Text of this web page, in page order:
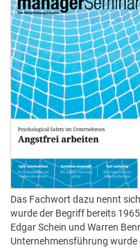
Das Fachwort dazu nennt sich
wurde der Begriff bereits
Edgar Schein und Warren
Unternehmensführung wurde